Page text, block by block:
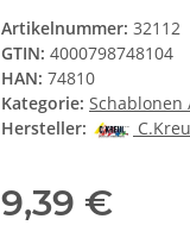
Artikelnummer: 32112
GTIN: 4000798748104
HAN: 74810
Kategorie: Schablonen
Hersteller:
9,39 €